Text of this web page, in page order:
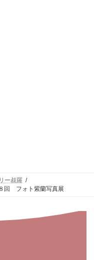
ー叔羅
回 フォト紫蘭写真展